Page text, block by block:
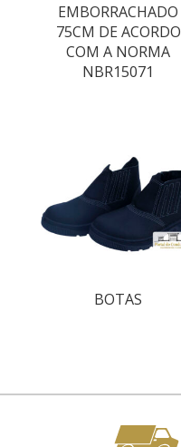
EMBORRACHADO
75CM DE ACORDO
COM A NORMA
NBR15071
BOTAS